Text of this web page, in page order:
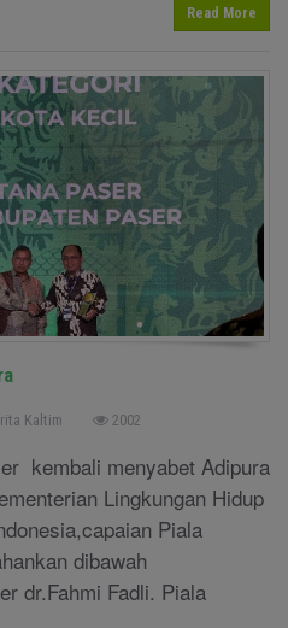
Read More
Kaltim 2002
kembali menyabet Adipura
Lingkungan Hidup
Piala
dibawah
dr.Fahmi Fadli. Piala